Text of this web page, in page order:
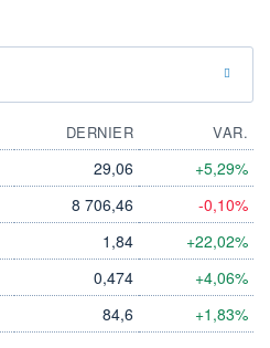
DERNIER
VAR.
29,06 +5,29%
8 706,46 -0,10%
1,84 +22,02%
0,474 +4,06%
84,6 +1,83%